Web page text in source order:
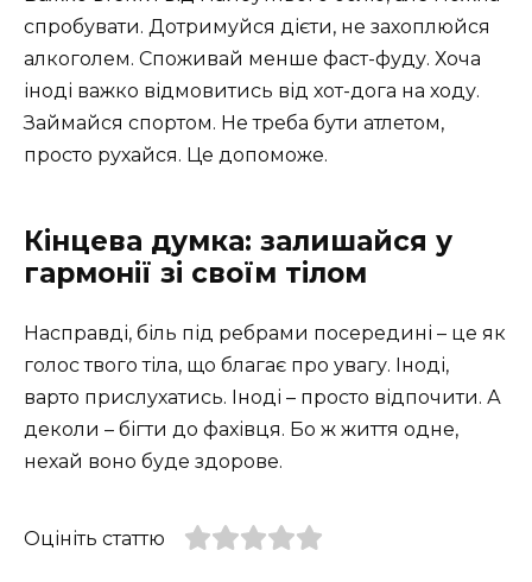
спробувати. Дотримуйся дієти, не захоплюйся
алкоголем. Споживай менше фаст-фуду. Хоча
іноді важко відмовитись від хот-дога на ходу.
Займайся спортом. Не треба бути атлетом,
просто рухайся. Це допоможе.
Кінцева думка: залишайся у
гармонії зі своїм тілом
Насправді, біль під ребрами посередині – це як
голос твого тіла, що благає про увагу. Іноді,
варто прислухатись. Іноді – просто відпочити. А
деколи – бігти до фахівця. Бо ж життя одне,
нехай воно буде здорове.
Оцініть статтю